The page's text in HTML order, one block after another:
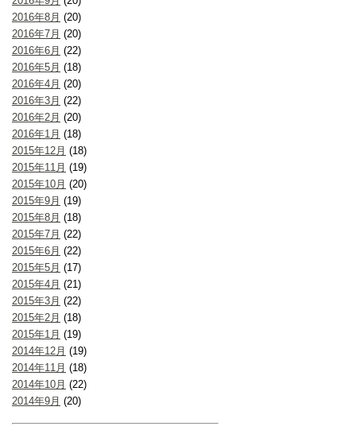
2016年8月 (20)
2016年7月 (20)
2016年6月 (22)
2016年5月 (18)
2016年4月 (20)
2016年3月 (22)
2016年2月 (20)
2016年1月 (18)
2015年12月 (18)
2015年11月 (19)
2015年10月 (20)
2015年9月 (19)
2015年8月 (18)
2015年7月 (22)
2015年6月 (22)
2015年5月 (17)
2015年4月 (21)
2015年3月 (22)
2015年2月 (18)
2015年1月 (19)
2014年12月 (19)
2014年11月 (18)
2014年10月 (22)
2014年9月 (20)